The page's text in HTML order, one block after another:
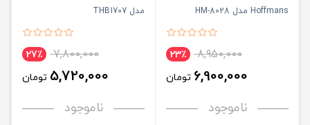
Hoffmans مدل 8028-HM
8,950,000 23٪
6,900,000 تومان
ناموجود
مدل THB1707
7,800,000 27٪
5,720,000 تومان
ناموجود